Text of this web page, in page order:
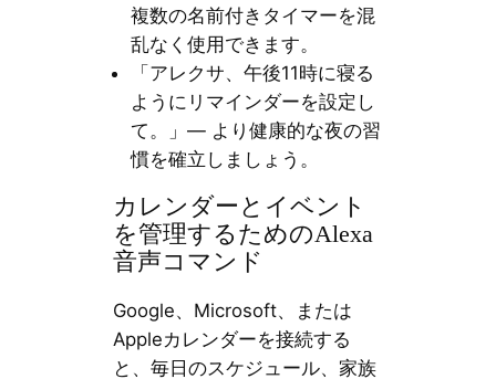
複数の名前付きタイマーを混
乱なく使用できます。
「アレクサ、午後11時に寝る
ようにリマインダーを設定し
て。」— より健康的な夜の習
慣を確立しましょう。
カレンダーとイベント
を管理するためのAlexa
音声コマンド
Google、Microsoft、または
Appleカレンダーを接続する
と、毎日のスケジュール、家族